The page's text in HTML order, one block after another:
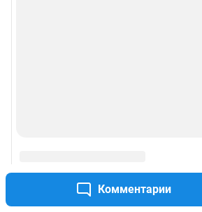
Комментарии